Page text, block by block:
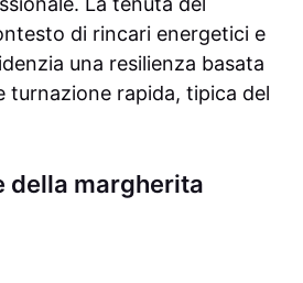
di rincari energetici e
una resilienza basata
turnazione rapida, tipica del
della margherita